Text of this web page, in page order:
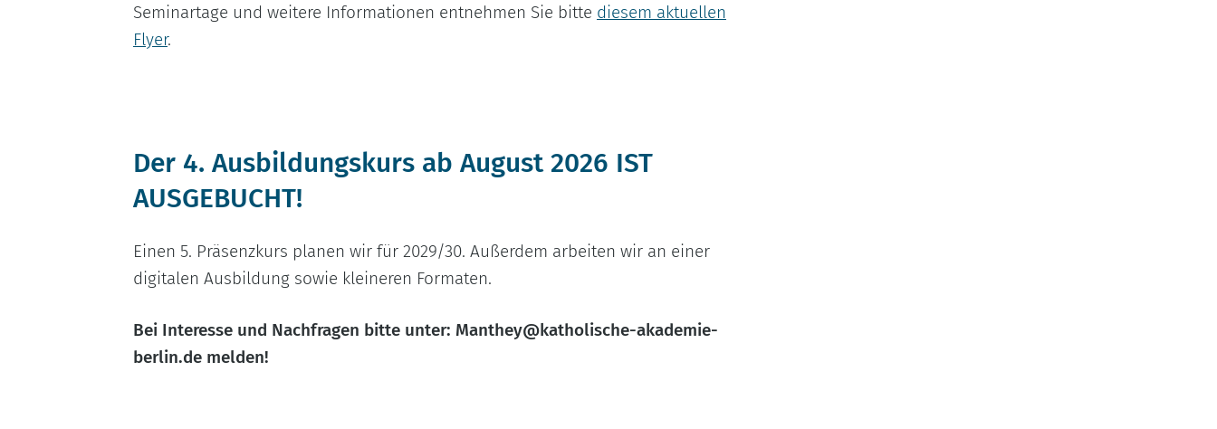
Seminartage und weitere Informationen entnehmen Sie bitte diesem aktuellen
Flyer.
Der 4. Ausbildungskurs ab August 2026 IST
AUSGEBUCHT!
Einen 5. Präsenzkurs planen wir für 2029/30. Außerdem arbeiten wir an einer
digitalen Ausbildung sowie kleineren Formaten.
Bei Interesse und Nachfragen bitte unter: Manthey@katholische-akademie-
berlin.de melden!